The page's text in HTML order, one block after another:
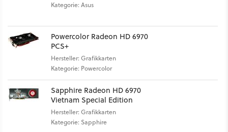
Kategorie: Asus
Powercolor Radeon HD 6970
PCS+
Hersteller: Grafikkarten
Kategorie: Powercolor
Sapphire Radeon HD 6970
Vietnam Special Edition
Hersteller: Grafikkarten
Kategorie: Sapphire